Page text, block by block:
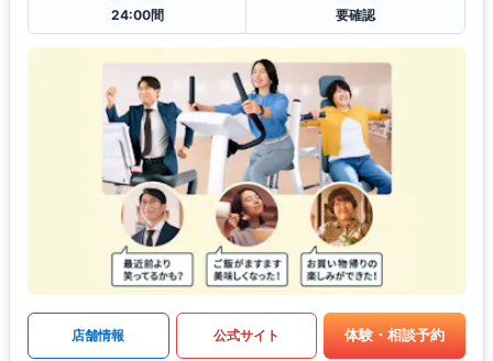
24:00間
要確認
店舗情報 公式サイト 体験・相談予約